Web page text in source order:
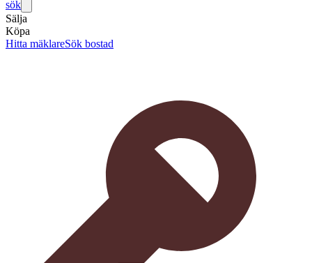
sök
Sälja
Köpa
Hitta mäklareSök bostad